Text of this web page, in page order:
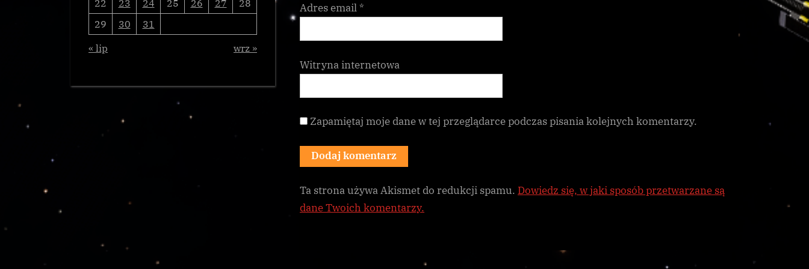
Adres email*
Witryna internetowa
Zapamiętaj moje dane w tej przeglądarce podczas pisania kolejnych komentarzy.
Ta strona używa Akismet do redukcji spamu. Dowiedz się, w jaki sposób przetwarzane są
dane Twoich komentarzy.
29
30
31
« lip
wrz »